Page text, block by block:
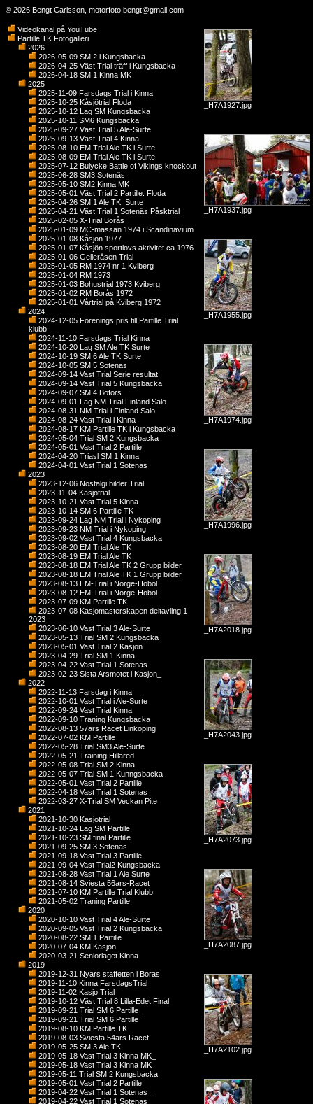
© 2026 Bengt Carlsson, motorfoto.bengt@gmail.com
Videokanal på YouTube
Partille TK Fotogalleri
2026
2026-05-09 SM 2 i Kungsbacka
2026-04-25 Väst Trial träff i Kungsbacka
2026-04-18 SM 1 Kinna MK
2025
2025-11-09 Farsdags Trial i Kinna
2025-10-25 Kåsjötrial Floda
2025-10-12 Lag SM Kungsbacka
2025-10-11 SM6 Kungsbacka
2025-09-27 Väst Trial 5 Ale-Surte
2025-09-13 Väst Trial 4 Kinna
2025-08-10 EM Trial Ale TK i Surte
2025-08-09 EM Trial Ale TK i Surte
2025-07-12 Bulycke Battle of Vikings knockout
2025-06-28 SM3 Sotenäs
2025-05-10 SM2 Kinna MK
2025-05-01 Väst Trial 2 Partille: Floda
2025-04-26 SM 1 Ale TK :Surte
2025-04-21 Väst Trial 1 Sotenäs Påsktrial
2025-02-05 X-Trial Borås
2025-01-09 MC-mässan 1974 i Scandinavium
2025-01-08 Kåsjön 1977
2025-01-07 Kåsjön sportlovs aktivitet ca 1976
2025-01-06 Gelleråsen Trial
2025-01-05 RM 1974 nr 1 Kviberg
2025-01-04 RM 1973
2025-01-03 Bohustrial 1973 Kviberg
2025-01-02 RM Borås 1972
2025-01-01 Vårtrial på Kviberg 1972
2024
2024-12-05 Förenings pris till Partille Trial
klubb
2024-11-10 Farsdags Trial Kinna
2024-10-20 Lag SM Ale TK Surte
2024-10-19 SM 6 Ale TK Surte
2024-10-05 SM 5 Sotenas
2024-09-14 Vast Trial Serie resultat
2024-09-14 Vast Trial 5 Kungsbacka
2024-09-07 SM 4 Bofors
2024-09-01 Lag NM Trial Finland Salo
2024-08-31 NM Trial i Finland Salo
2024-08-24 Vast Trial i Kinna
2024-08-17 KM Partille TK i Kungsbacka
2024-05-04 Trial SM 2 Kungsbacka
2024-05-01 Vast Trial 2 Partille
2024-04-20 Triasl SM 1 Kinna
2024-04-01 Vast Trial 1 Sotenas
2023
2023-12-06 Nostalgi bilder Trial
2023-11-04 Kasjotrial
2023-10-21 Vast Trial 5 Kinna
2023-10-14 SM 6 Partille TK
2023-09-24 Lag NM Trial i Nykoping
2023-09-23 NM Trial i Nykoping
2023-09-02 Vast Trial 4 Kungsbacka
2023-08-20 EM Trial Ale TK
2023-08-19 EM Trial Ale TK
2023-08-18 EM Trial Ale TK 2 Grupp bilder
2023-08-18 EM Trial Ale TK 1 Grupp bilder
2023-08-13 EM-Trial i Norge-Hobol
2023-08-12 EM-Trial i Norge-Hobol
2023-07-09 KM Partille TK
2023-07-08 Kasjomasterskapen deltavling 1
2023
2023-06-10 Vast Trial 3 Ale-Surte
2023-05-13 Trial SM 2 Kungsbacka
2023-05-01 Vast Trial 2 Kasjon
2023-04-29 Trial SM 1 Kinna
2023-04-22 Vast Trial 1 Sotenas
2023-02-23 Sista Arsmotet i Kasjon_
2022
2022-11-13 Farsdag i Kinna
2022-10-01 Vast Trial i Ale-Surte
2022-09-24 Vast Trial Kinna
2022-09-10 Traning Kungsbacka
2022-08-13 57ars Racet Linkoping
2022-07-02 KM Partille
2022-05-28 Trial SM3 Ale-Surte
2022-05-21 Training Hillared
2022-05-08 Trial SM 2 Kinna
2022-05-07 Trial SM 1 Kunngsbacka
2022-05-01 Vast Trial 2 Partille
2022-04-18 Vast Trial 1 Sotenas
2022-03-27 X-Trial SM Veckan Pite
2021
2021-10-30 Kasjotrial
2021-10-24 Lag SM Partille
2021-10-23 SM final Partille
2021-09-25 SM 3 Sotenäs
2021-09-18 Vast Trial 3 Partille
2021-09-04 Vast Trial2 Kungsbacka
2021-08-28 Vast Trial 1 Ale Surte
2021-08-14 Sviesta 56ars-Racet
2021-07-10 KM Partille Trial Klubb
2021-05-02 Traning Partille
2020
2020-10-10 Vast Trial 4 Ale-Surte
2020-09-05 Vast Trial 2 Kungsbacka
2020-08-22 SM 1 Partille
2020-07-04 KM Kasjon
2020-03-21 Seniorlaget Kinna
2019
2019-12-31 Nyars staffetten i Boras
2019-11-10 Kinna FarsdagsTrial
2019-11-02 Kasjo Trial
2019-10-12 Väst Trial 8 Lilla-Edet Final
2019-09-21 Trial SM 6 Partille_
2019-09-21 Trial SM 6 Partille
2019-08-10 KM Partille TK
2019-08-03 Sviesta 54ars Racet
2019-05-25 SM 3 Ale TK
2019-05-18 Vast Trial 3 Kinna MK_
2019-05-18 Vast Trial 3 Kinna MK
2019-05-11 Trial SM 2 Kungsbacka
2019-05-01 Vast Trial 2 Partille
2019-04-22 Vast Trial 1 Sotenas_
2019-04-22 Vast Trial 1 Sotenas
_H7A1927.jpg
_H7A1937.jpg
_H7A1955.jpg
_H7A1974.jpg
_H7A1996.jpg
_H7A2018.jpg
_H7A2043.jpg
_H7A2073.jpg
_H7A2087.jpg
_H7A2102.jpg